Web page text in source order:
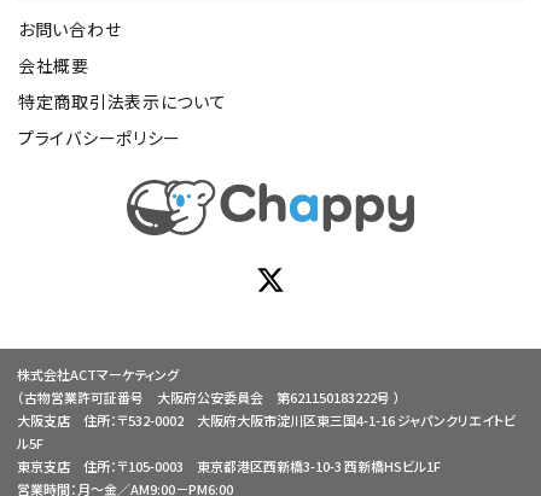
お問い合わせ
会社概要
特定商取引法表示について
プライバシーポリシー
株式会社ACTマーケティング
（古物営業許可証番号 大阪府公安委員会 第621150183222号 ）
大阪支店 住所：〒532-0002 大阪府大阪市淀川区東三国4-1-16 ジャパンクリエイトビ
ル5F
東京支店 住所：〒105-0003 東京都港区西新橋3-10-3 西新橋HSビル1F
営業時間：月～金／AM9:00－PM6:00